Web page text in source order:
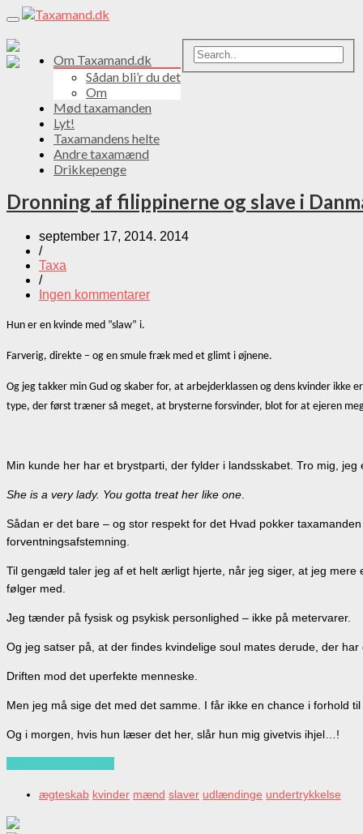
Toggle
navigation
Om Taxamand.dk
Sådan bli’r du det
Om
Mød taxamanden
Lyt!
Taxamandens helte
Andre taxamænd
Drikkepenge
Dronning af filippinerne og slave i
september 17, 2014. 2014
/
Taxa
/
Ingen kommentarer
Hun er en kvinde med ”slaw” i.
Farverig, direkte – og en smule fræk med et glimt i øjnene.
Og jeg takker min Gud og skaber for, at arbejderklassen og dens kvinder
type, der først træner så meget, at brysterne forsvinder, blot for at ejeren
Min kunde her har et brystparti, der fylder i landsskabet. Tro mig,
She is a very lady. You gotta treat her like one.
Sådan er det bare – og stor respekt for det Hvad pokker
forventningsafstemning.
Til gengæld taler jeg af et helt ærligt hjerte, når jeg siger, at jeg
følger med.
Jeg tænder på fysisk og psykisk personlighed – ikke på metervarer.
Og jeg satser på, at der findes kvindelige soul mates derude, der
Driften mod det uperfekte menneske.
Men jeg må sige det med det samme. I får ikke en chance i forhold
Og i morgen, hvis hun læser det her, slår hun mig givetvis ihjel…!
ægteskab kvinder mænd slaver udlændinge undertrykkelse